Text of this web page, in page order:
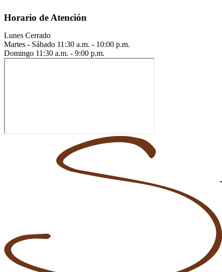
Horario de Atención
Lunes Cerrado
Martes - Sábado 11:30 a.m. - 10:00 p.m.
Domingo 11:30 a.m. - 9:00 p.m.